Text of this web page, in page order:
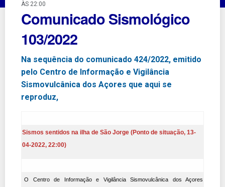
ÀS 22:00
Comunicado Sismológico
103/2022
Na sequência do comunicado 424/2022, emitido
pelo Centro de Informação e Vigilância
Sismovulcânica dos Açores que aqui se
reproduz,
Sismos sentidos na ilha de São Jorge (Ponto de situação, 13-
04-2022, 22:00)
O Centro de Informação e Vigilância Sismovulcânica dos Açores